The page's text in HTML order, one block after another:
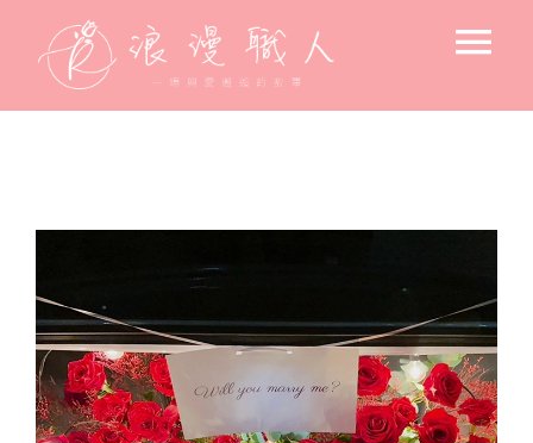
小資求婚佈置
求婚空間設計
戶外浪漫佈置
北歐風格-花藝主調
專人到場佈置